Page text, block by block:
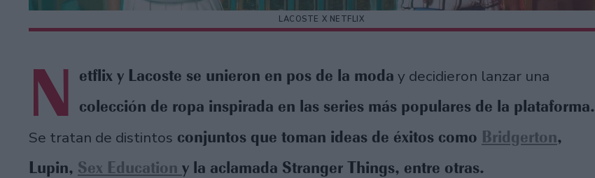
LACOSTE X NETFLIX
N etflix y Lacoste se unieron en pos de la moda y decidieron lanzar una
colección de ropa inspirada en las series más populares de la plataforma.
Se tratan de distintos conjuntos que toman ideas de éxitos como Bridgerton,
Lupin, Sex Education y la aclamada Stranger Things, entre otras.